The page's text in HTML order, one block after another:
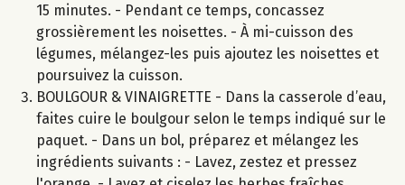
15 minutes. - Pendant ce temps, concassez
grossièrement les noisettes. - À mi-cuisson des
légumes, mélangez-les puis ajoutez les noisettes et
poursuivez la cuisson.
BOULGOUR & VINAIGRETTE - Dans la casserole d’eau,
faites cuire le boulgour selon le temps indiqué sur le
paquet. - Dans un bol, préparez et mélangez les
ingrédients suivants : - Lavez, zestez et pressez